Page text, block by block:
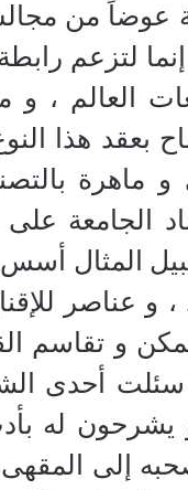
عوضاً من
لتزعم
العالم ، و
بعقد هذا
و ماهرة
ساد الجامعة
المثال
للإقناع
و تقاسم
سئلت أحدى
يشرحون له
إلى